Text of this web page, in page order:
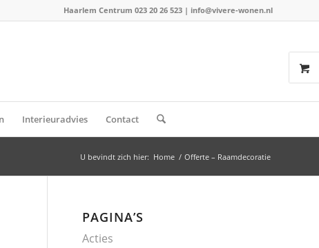
Haarlem Centrum 023 20 26 523 | info@vivere-wonen.nl
Interieuradvies Contact
U bevindt zich hier: Home / Offerte – Raamdecoratie
PAGINA’S
Acties